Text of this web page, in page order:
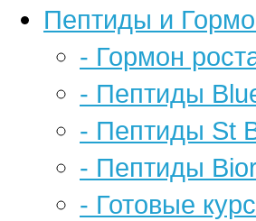
Пептиды и
- Гормон
- Пептиды
- Пептиды St
- Пептиды
- Готовые